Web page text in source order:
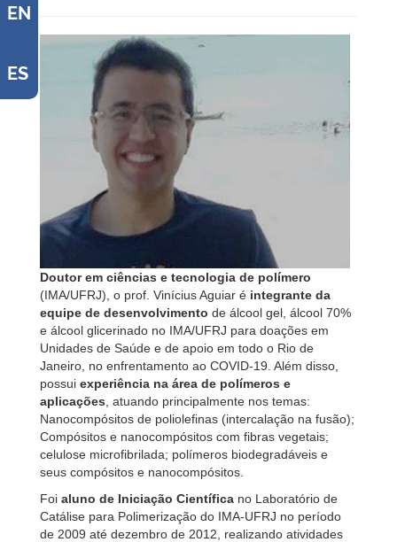
EN
ES
Doutor em ciências e tecnologia de polímero
(IMA/UFRJ), o prof. Vinícius Aguiar é integrante da
equipe de desenvolvimento de álcool gel, álcool 70%
e álcool glicerinado no IMA/UFRJ para doações em
Unidades de Saúde e de apoio em todo o Rio de
Janeiro, no enfrentamento ao COVID-19. Além disso,
possui experiência na área de polímeros e
aplicações , atuando principalmente nos temas:
Nanocompósitos de poliolefinas (intercalação na fusão);
Compósitos e nanocompósitos com fibras vegetais;
celulose microfibrilada; polímeros biodegradáveis e
seus compósitos e nanocompósitos.
Foi aluno de Iniciação Científica no Laboratório de
Catálise para Polimerização do IMA-UFRJ no período
de 2009 até dezembro de 2012, realizando atividades